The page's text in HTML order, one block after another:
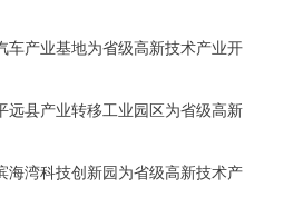
车产业基地为省级高新技术产业开
远县产业转移工业园区为省级高新
海湾科技创新园为省级高新技术产